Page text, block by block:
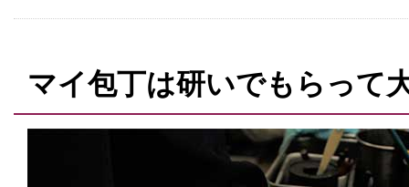
マイ包丁は研いでもらって